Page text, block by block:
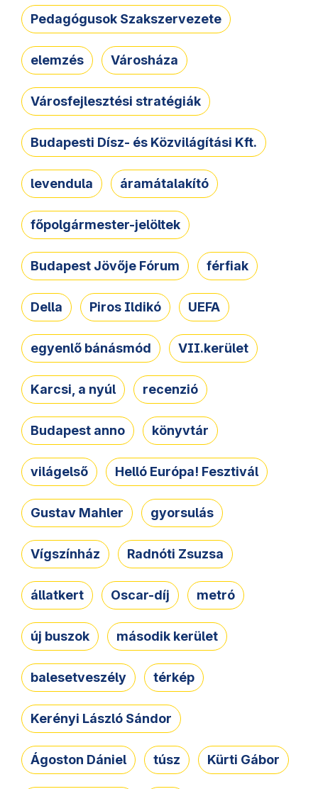
Pedagógusok Szakszervezete
elemzés Városháza
Városfejlesztési stratégiák
Budapesti Dísz- és Közvilágítási Kft.
levendula áramátalakító
főpolgármester-jelöltek
Budapest Jövője Fórum férfiak
Della Piros Ildikó UEFA
egyenlő bánásmód VII.kerület
Karcsi, a nyúl recenzió
Budapest anno könyvtár
világelső Helló Európa! Fesztivál
Gustav Mahler gyorsulás
Vígszínház Radnóti Zsuzsa
állatkert Oscar-díj metró
új buszok második kerület
balesetveszély térkép
Kerényi László Sándor
Ágoston Dániel túsz Kürti Gábor